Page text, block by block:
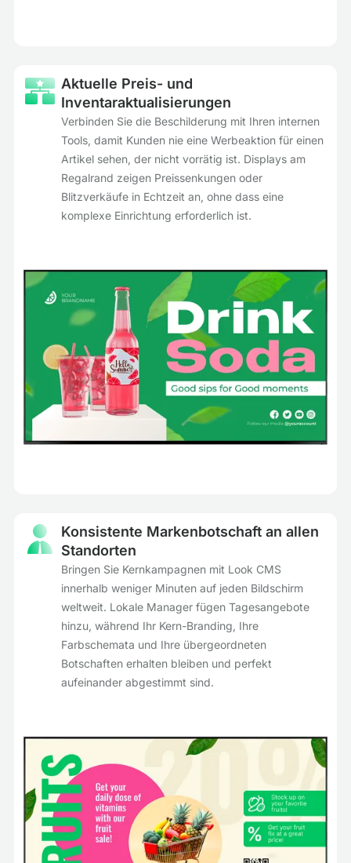
Aktuelle Preis- und
Inventaraktualisierungen
Verbinden Sie die Beschilderung mit Ihren internen
Tools, damit Kunden nie eine Werbeaktion für einen
Artikel sehen, der nicht vorrätig ist. Displays am
Regalrand zeigen Preissenkungen oder
Blitzverkäufe in Echtzeit an, ohne dass eine
komplexe Einrichtung erforderlich ist.
Konsistente Markenbotschaft an allen
Standorten
Bringen Sie Kernkampagnen mit Look CMS
innerhalb weniger Minuten auf jeden Bildschirm
weltweit. Lokale Manager fügen Tagesangebote
hinzu, während Ihr Kern-Branding, Ihre
Farbschemata und Ihre übergeordneten
Botschaften erhalten bleiben und perfekt
aufeinander abgestimmt sind.